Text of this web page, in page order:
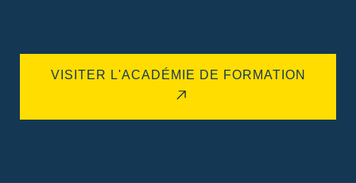
VISITER L'ACADÉMIE DE FORMATION